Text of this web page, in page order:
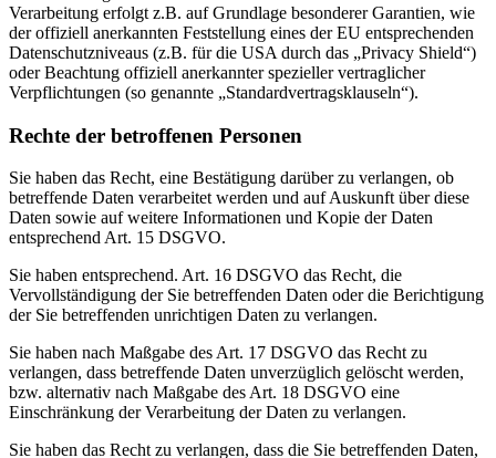
Verarbeitung erfolgt z.B. auf Grundlage besonderer Garantien, wie
der offiziell anerkannten Feststellung eines der EU entsprechenden
Datenschutzniveaus (z.B. für die USA durch das „Privacy Shield“)
oder Beachtung offiziell anerkannter spezieller vertraglicher
Verpflichtungen (so genannte „Standardvertragsklauseln“).
Rechte der betroffenen Personen
Sie haben das Recht, eine Bestätigung darüber zu verlangen, ob
betreffende Daten verarbeitet werden und auf Auskunft über diese
Daten sowie auf weitere Informationen und Kopie der Daten
entsprechend Art. 15 DSGVO.
Sie haben entsprechend. Art. 16 DSGVO das Recht, die
Vervollständigung der Sie betreffenden Daten oder die Berichtigung
der Sie betreffenden unrichtigen Daten zu verlangen.
Sie haben nach Maßgabe des Art. 17 DSGVO das Recht zu
verlangen, dass betreffende Daten unverzüglich gelöscht werden,
bzw. alternativ nach Maßgabe des Art. 18 DSGVO eine
Einschränkung der Verarbeitung der Daten zu verlangen.
Sie haben das Recht zu verlangen, dass die Sie betreffenden Daten,